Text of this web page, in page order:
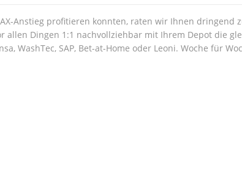
Anstieg profitieren konnten, raten wir Ihnen dringend
Dingen 1:1 nachvollziehbar mit Ihrem Depot die
WashTec, SAP, Bet-at-Home oder Leoni. Woche für